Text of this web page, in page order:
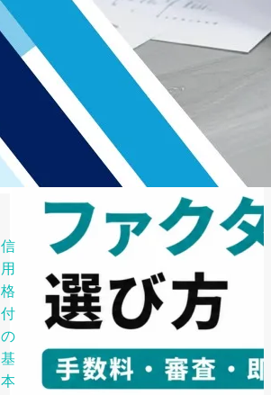
信
用
格
付
の
基
本
ファクタリング
ペイトナーファクタリングの活用
法｜中小企業・個...
2026年8月5日